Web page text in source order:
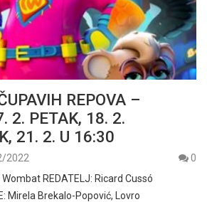
REPOVA –
2. PETAK, 18. 2.
21. 2. U 16:30
2022
0
Wombat REDATELJ: Ricard Cussó
Mirela Brekalo-Popović, Lovro